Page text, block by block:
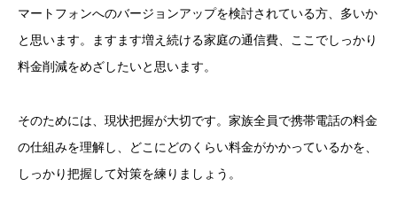
マートフォンへのバージョンアップを検討されている方、多いか
と思います。ますます増え続ける家庭の通信費、ここでしっかり
料金削減をめざしたいと思います。
そのためには、現状把握が大切です。家族全員で携帯電話の料金
の仕組みを理解し、どこにどのくらい料金がかかっているかを、
しっかり把握して対策を練りましょう。